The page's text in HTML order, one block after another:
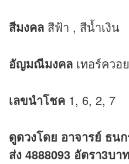
สีมงคล สีฟ้า , สีน้ำเงิน
อัญมณีมงคล เทอร์ควอ
เลขนำโชค 1, 6, 2, 7
ดูดวงโดย อาจารย์ ธน
ส่ง 4888093 อัตรา3บ